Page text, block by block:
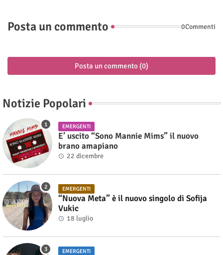
Posta un commento 0Commenti
Posta un commento (0)
Notizie Popolari
EMERGENTI
E’ uscito “Sono Mannie Mims” il nuovo
brano amapiano
22 dicembre
EMERGENTI
“Nuova Meta” è il nuovo singolo di Sofija
Vukic
18 luglio
EMERGENTI